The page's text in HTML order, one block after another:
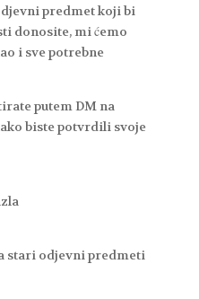
predmet koji bi
donosite, mi ćemo
i sve potrebne
putem DM na
biste potvrdili svoje
stari odjevni predmeti